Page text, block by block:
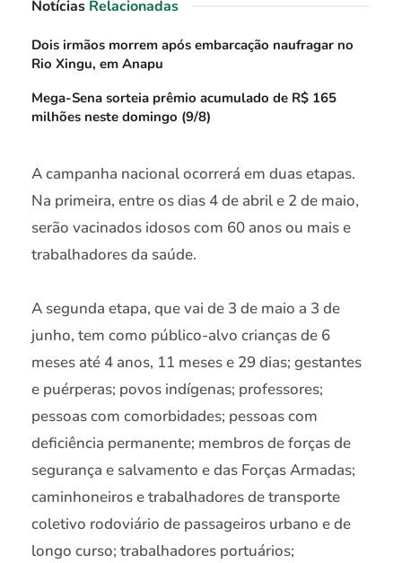
Notícias Relacionadas
Dois irmãos morrem após embarcação naufragar no
Rio Xingu, em Anapu
Mega-Sena sorteia prêmio acumulado de R$ 165
milhões neste domingo (9/8)
A campanha nacional ocorrerá em duas etapas.
Na primeira, entre os dias 4 de abril e 2 de maio,
serão vacinados idosos com 60 anos ou mais e
trabalhadores da saúde.
A segunda etapa, que vai de 3 de maio a 3 de
junho, tem como público-alvo crianças de 6
meses até 4 anos, 11 meses e 29 dias; gestantes
e puérperas; povos indígenas; professores;
pessoas com comorbidades; pessoas com
deficiência permanente; membros de forças de
segurança e salvamento e das Forças Armadas;
caminhoneiros e trabalhadores de transporte
coletivo rodoviário de passageiros urbano e de
longo curso; trabalhadores portuários;